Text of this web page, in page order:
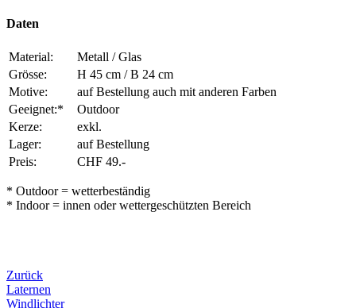
Daten
Material:
Metall / Glas
Grösse:
H 45 cm / B 24 cm
Motive:
auf Bestellung auch mit anderen Farben
Geeignet:*
Outdoor
Kerze:
exkl.
Lager:
auf Bestellung
Preis:
CHF 49.-
* Outdoor = wetterbeständig
* Indoor = innen oder wettergeschützten Bereich
Zurück
Laternen
Windlichter